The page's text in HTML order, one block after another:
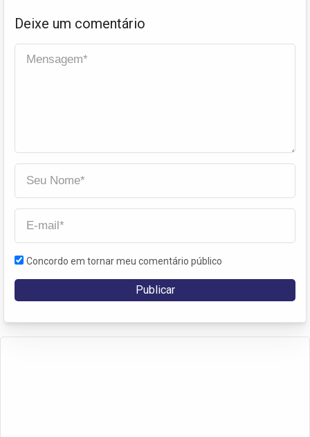
Deixe um comentário
Concordo em tornar meu comentário público